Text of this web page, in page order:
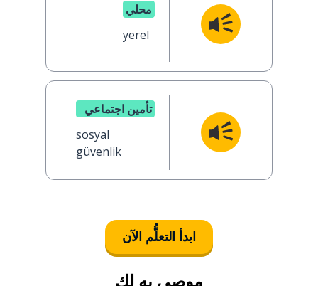
محلي
yerel
تأمين اجتماعي
sosyal
güvenlik
ابدأ التعلُّم الآن
موصى به لك